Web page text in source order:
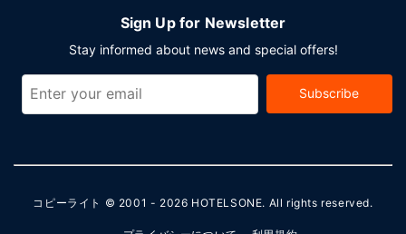
Sign Up for Newsletter
Stay informed about news and special offers!
Subscribe
コピーライト © 2001 - 2026 HOTELSONE. All rights reserved.